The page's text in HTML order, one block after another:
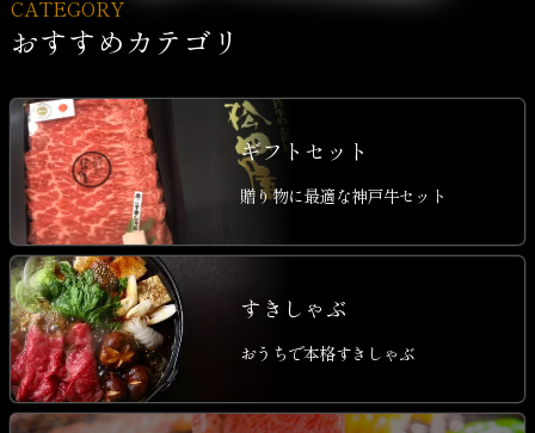
CATEGORY
おすすめカテゴリ
ギフトセット
贈り物に最適な神戸牛セット
すきしゃぶ
おうちで本格すきしゃぶ